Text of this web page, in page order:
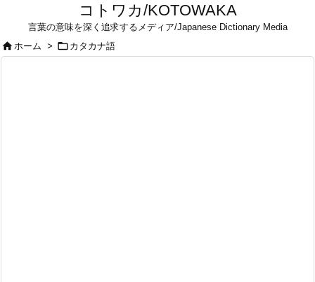
コトワカ/KOTOWAKA
言葉の意味を深く追求するメディア/Japanese Dictionary Media
ホーム >  カタカナ語